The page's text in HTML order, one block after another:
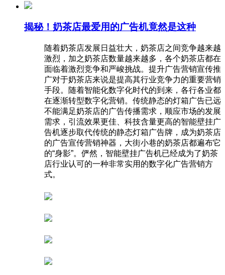
揭秘！奶茶店最爱用的广告机竟然是这种
随着奶茶店发展日益壮大，奶茶店之间竞争越来越
激烈，加之奶茶店数量越来越多，各个奶茶店都在
面临着激烈竞争和严峻挑战。提升广告营销宣传推
广对于奶茶店来说是提高其行业竞争力的重要营销
手段。随着智能化数字化时代的到来，各行各业都
在逐渐转型数字化营销。传统静态的灯箱广告已远
不能满足奶茶店的广告传播需求，顺应市场的发展
需求，引流效果更佳、科技含量更高的智能壁挂广
告机逐步取代传统的静态灯箱广告牌，成为奶茶店
的广告宣传营销神器，大街小巷的奶茶店都遍布它
的“身影”。俨然，智能壁挂广告机已经成为了奶茶
店行业认可的一种非常实用的数字化广告营销方
式。